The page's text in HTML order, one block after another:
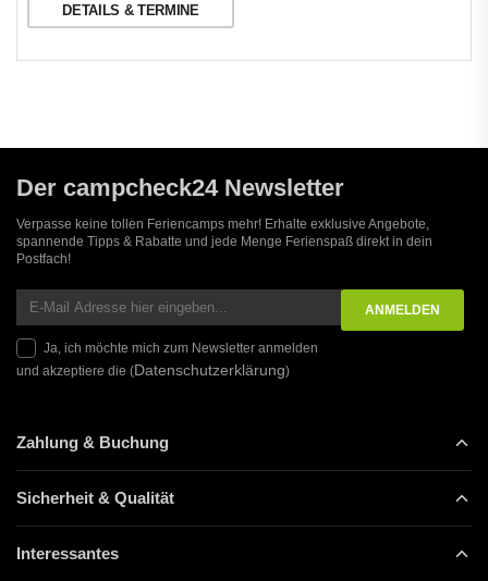
DETAILS & TERMINE
Der campcheck24 Newsletter
Verpasse keine tollen Feriencamps mehr! Erhalte exklusive Angebote,
spannende Tipps & Rabatte und jede Menge Ferienspaß direkt in dein
Postfach!
Ja, ich möchte mich zum Newsletter anmelden
und akzeptiere die (Datenschutzerklärung)
Zahlung & Buchung
Sicherheit & Qualität
Interessantes